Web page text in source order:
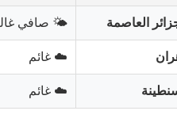
العاصمة 🌤️ صافي
☁️ غائم
☁️ غائم